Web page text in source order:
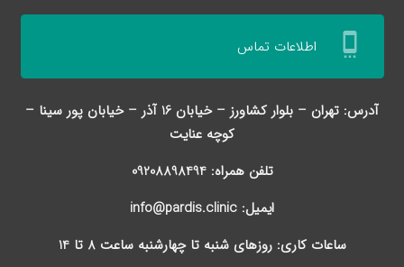
settings_cell اطلاعات تماس
آدرس: تهران – بلوار کشاورز – خیابان 16 آذر – خیابان پور سینا –
کوچه عنایت
تلفن همراه: 09208898494
ایمیل: info@pardis.clinic
ساعات کاری: روزهای شنبه تا چهارشنبه ساعت 8 تا 14